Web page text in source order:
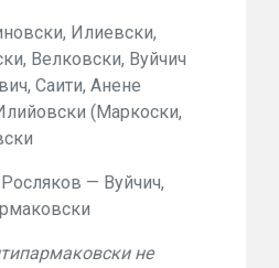
Илиевски,
Велковски, Вуйчич
Саити, Анене
(Маркоски,
— Вуйчич,
не